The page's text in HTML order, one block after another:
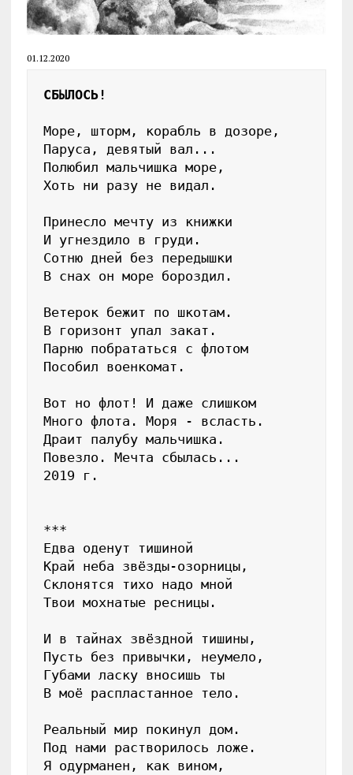
01.12.2020
СБЫЛОСЬ!
Море, шторм, корабль в дозоре,
Паруса, девятый вал...
Полюбил мальчишка море,
Хоть ни разу не видал.
Принесло мечту из книжки
И угнездило в груди.
Сотню дней без передышки
В снах он море бороздил.
Ветерок бежит по шкотам.
В горизонт упал закат.
Парню побрататься с флотом
Пособил военкомат.
Вот но флот! И даже слишком
Много флота. Моря - всласть.
Драит палубу мальчишка.
Повезло. Мечта сбылась...
2019 г.
***
Едва оденут тишиной
Край неба звёзды-озорницы,
Склонятся тихо надо мной
Твои мохнатые ресницы.
И в тайнах звёздной тишины,
Пусть без привычки, неумело,
Губами ласку вносишь ты
В моё распластанное тело.
Реальный мир покинул дом.
Под нами растворилось ложе.
Я одурманен, как вином,